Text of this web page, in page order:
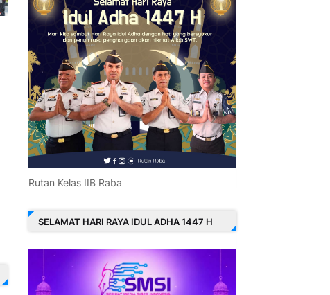
Rutan Kelas IIB Raba
SELAMAT HARI RAYA IDUL ADHA 1447 H